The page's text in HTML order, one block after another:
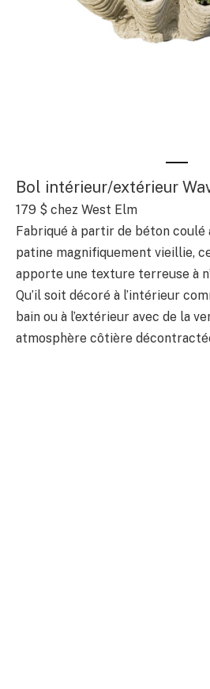
Bol intérieur/extérieur
179 $ chez West Elm
Fabriqué à partir de béton coulé
patine magnifiquement vieillie,
apporte une texture terreuse à
Qu’il soit décoré à l’intérieur
bain ou à l’extérieur avec de la
atmosphère côtière